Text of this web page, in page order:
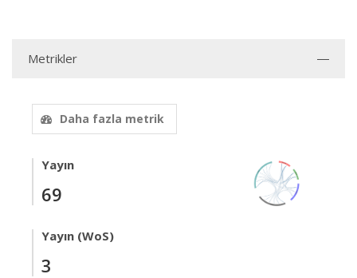
Metrikler
Daha fazla metrik
Yayın
69
Yayın (WoS)
3